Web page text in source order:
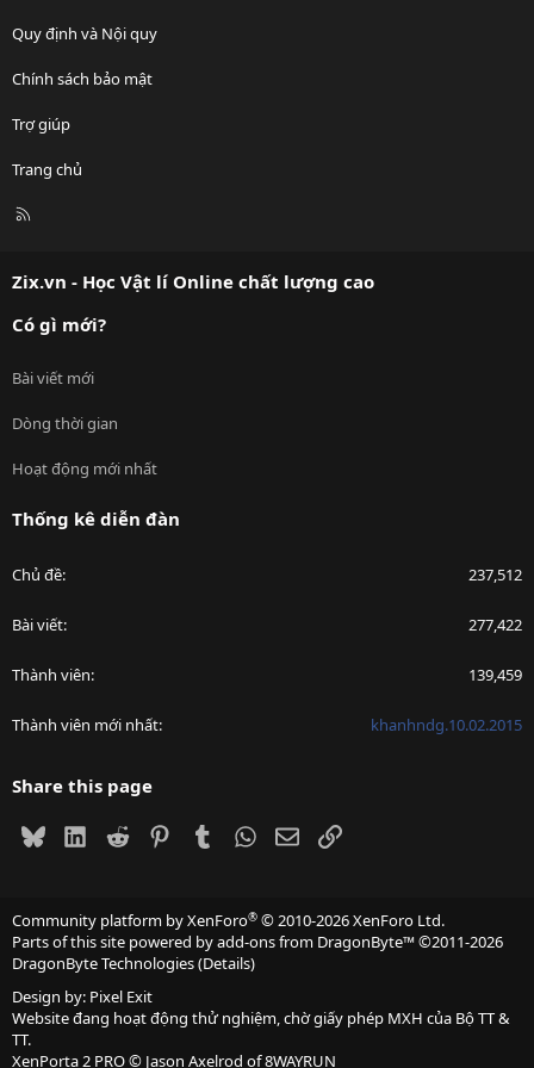
Quy định và Nội quy
Chính sách bảo mật
Trợ giúp
Trang chủ
R
Zix.vn - Học Vật lí Online chất lượng cao
Có gì mới?
Bài viết mới
Dòng thời gian
Hoạt động mới nhất
Thống kê diễn đàn
Chủ đề 237,512
Bài viết 277,422
Thành viên 139,459
Thành viên mới nhất khanhndg.10.02.2015
Share this page
BlueskyLinkedIn
Reddit PinterestTumblrWhatsApp
EmailLink
Community platform by XenForo® © 2010-2026 XenForo Ltd.
Parts of this site powered byadd-ons from DragonByte™©2011-2026
DragonByte Technologies(Details)
Design by: Pixel Exit
Website đang hoạt động thử nghiệm, chờ giấy phép MXH của Bộ TT &
TT.
XenPorta 2 PRO© Jason Axelrod of8WAYRUN